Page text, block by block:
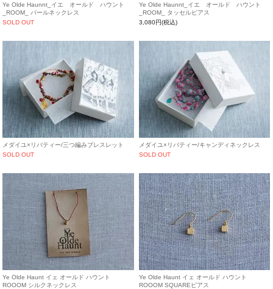
Ye Olde Haunnt_イエ オールド ハウント
_ROOM_ パールネックレス
SOLD OUT
Ye Olde Haunnt_イエ オールド ハウント
_ROOM_ タッセルピアス
3,080円(税込)
メダイユ×リバティー/三つ編みブレスレット
SOLD OUT
メダイユ×リバティー/キャンディネックレス
SOLD OUT
Ye Olde Haunt イェ オールド ハウント
ROOOM シルクネックレス
Ye Olde Haunt イェ オールド ハウント
ROOOM SQUAREピアス